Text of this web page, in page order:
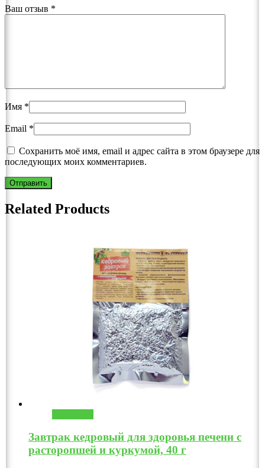
Ваш отзыв *
Имя *
Email *
Сохранить моё имя, email и адрес сайта в этом браузере для
последующих моих комментариев.
Related Products
Завтрак кедровый для здоровья печени с
расторопшей и куркумой, 40 г